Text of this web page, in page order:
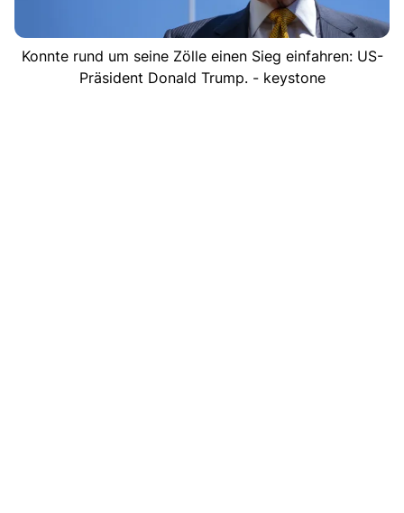
Konnte rund um seine Zölle einen Sieg einfahren: US-
Präsident Donald Trump. - keystone